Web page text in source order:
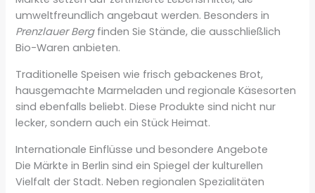
umweltfreundlich angebaut werden. Besonders in
Prenzlauer Bergfinden Sie Stände, die ausschließlich
Bio-Waren anbieten.
Traditionelle Speisen wie frisch gebackenes Brot,
hausgemachte Marmeladen und regionale Käsesorten
sind ebenfalls beliebt. Diese Produkte sind nicht nur
lecker, sondern auch ein Stück Heimat.
Internationale Einflüsse und besondere Angebote
Die Märkte in Berlin sind ein Spiegel der kulturellen
Vielfalt der Stadt. Neben regionalen Spezialitäten